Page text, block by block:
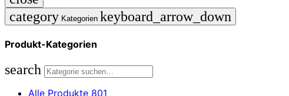
category Kategorien keyboard_arrow_down
Produkt-Kategorien
search
Alle Produkte 801